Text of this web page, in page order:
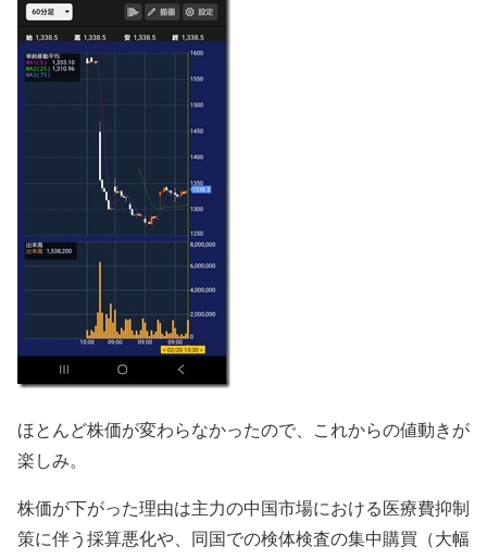
ほとんど株価が変わらなかったので、これからの値動きが
楽しみ。
株価が下がった理由は主力の中国市場における医療費抑制
策に伴う採算悪化や、同国での検体検査の集中購買（大幅